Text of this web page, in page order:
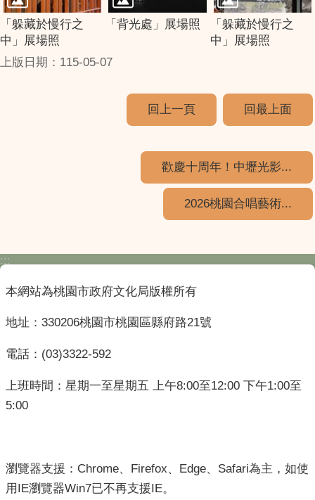
「躲藏於慢行之
中」展場照
「背光處」展場照
「躲藏於慢行之
中」展場照
上版日期：115-05-07
回上一頁 回最上面
歡慶十周年！中壢光影...
2026桃園合唱藝術...
:::
本網站為桃園市政府文化局版權所有
地址：330206桃園市桃園區縣府路21號
電話：(03)3322-592
上班時間：星期一至星期五 上午8:00至12:00 下午1:00至
5:00
瀏覽器支援：Chrome、Firefox、Edge、Safari為主，如使
用IE瀏覽器Win7已不再支援IE。